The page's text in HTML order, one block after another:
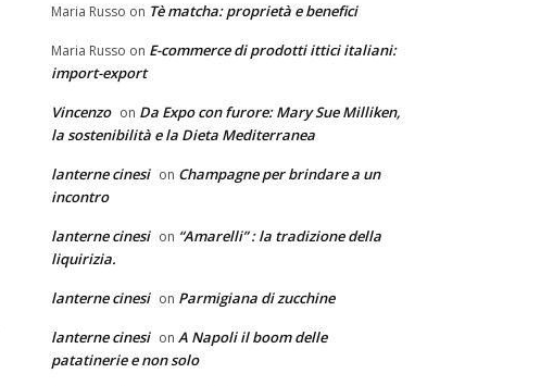
Maria Russo on Tè matcha: proprietà e benefici
Maria Russo on E-commerce di prodotti ittici italiani:
import-export
Vincenzo on Da Expo con furore: Mary Sue Milliken,
la sostenibilità e la Dieta Mediterranea
lanterne cinesi on Champagne per brindare a un
incontro
lanterne cinesi on “Amarelli” : la tradizione della
liquirizia.
lanterne cinesi on Parmigiana di zucchine
lanterne cinesi on A Napoli il boom delle
patatinerie e non solo